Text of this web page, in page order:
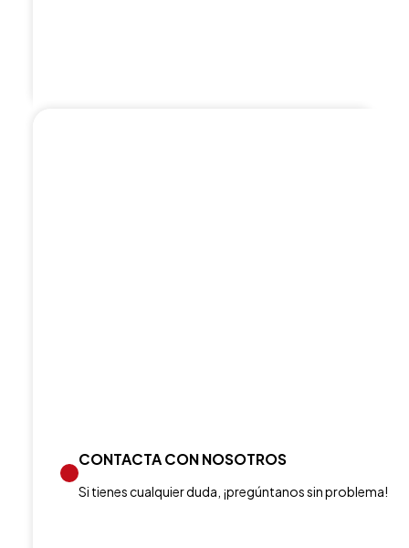
CONTACTA CON NOSOTROS
Si tienes cualquier duda, ¡pregúntanos sin problema!